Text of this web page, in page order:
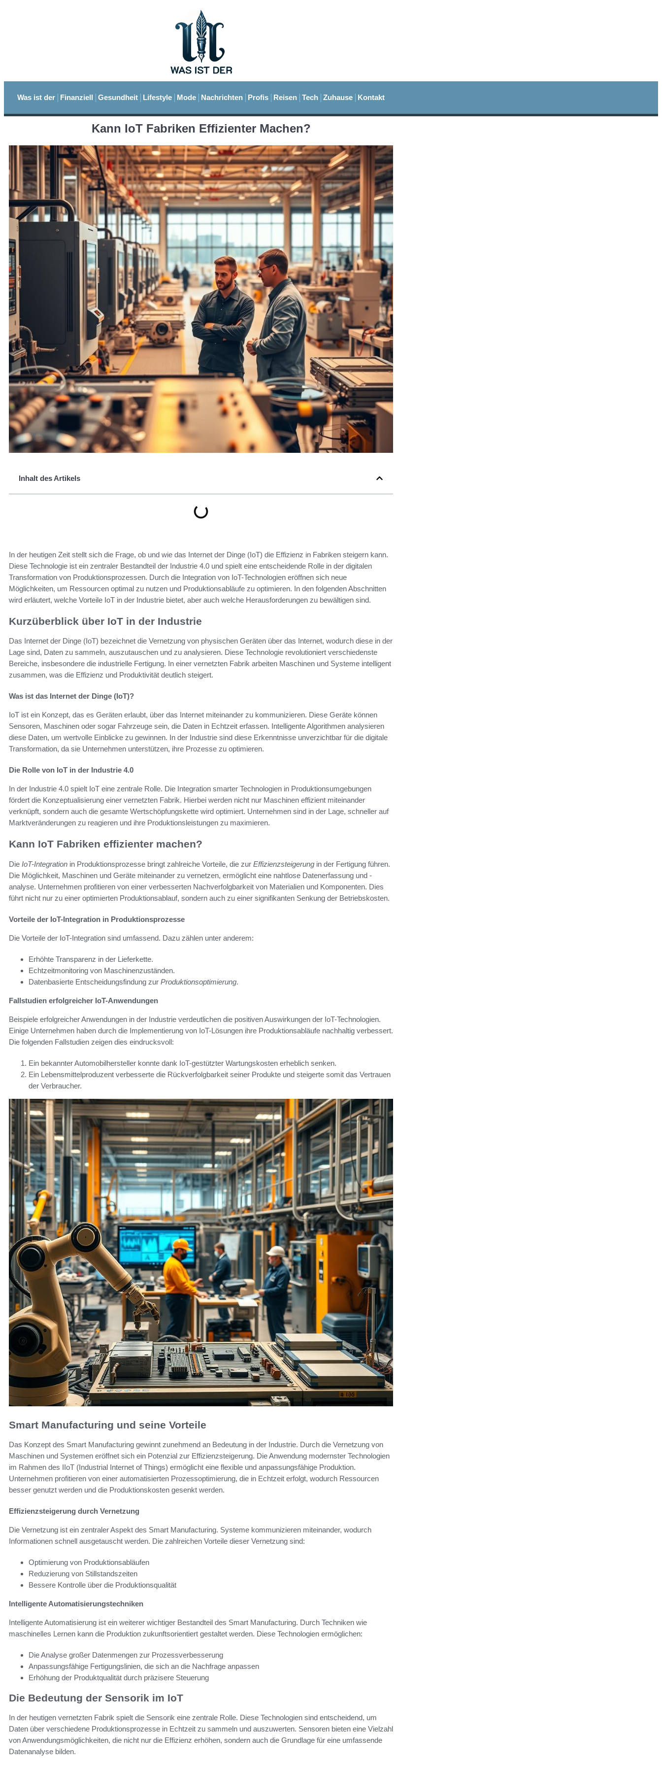
Was ist der Finanziell Gesundheit Lifestyle Mode Nachrichten Profis Reisen Tech Zuhause Kontakt
Kann IoT Fabriken Effizienter Machen?
Inhalt des Artikels
In der heutigen Zeit stellt sich die Frage, ob und wie das Internet der Dinge (IoT) die Effizienz in Fabriken steigern kann.
Diese Technologie ist ein zentraler Bestandteil der Industrie 4.0 und spielt eine entscheidende Rolle in der digitalen
Transformation von Produktionsprozessen. Durch die Integration von IoT-Technologien eröffnen sich neue
Möglichkeiten, um Ressourcen optimal zu nutzen und Produktionsabläufe zu optimieren. In den folgenden Abschnitten
wird erläutert, welche Vorteile IoT in der Industrie bietet, aber auch welche Herausforderungen zu bewältigen sind.
Kurzüberblick über IoT in der Industrie
Das Internet der Dinge (IoT) bezeichnet die Vernetzung von physischen Geräten über das Internet, wodurch diese in der
Lage sind, Daten zu sammeln, auszutauschen und zu analysieren. Diese Technologie revolutioniert verschiedenste
Bereiche, insbesondere die industrielle Fertigung. In einer vernetzten Fabrik arbeiten Maschinen und Systeme intelligent
zusammen, was die Effizienz und Produktivität deutlich steigert.
Was ist das Internet der Dinge (IoT)?
IoT ist ein Konzept, das es Geräten erlaubt, über das Internet miteinander zu kommunizieren. Diese Geräte können
Sensoren, Maschinen oder sogar Fahrzeuge sein, die Daten in Echtzeit erfassen. Intelligente Algorithmen analysieren
diese Daten, um wertvolle Einblicke zu gewinnen. In der Industrie sind diese Erkenntnisse unverzichtbar für die digitale
Transformation, da sie Unternehmen unterstützen, ihre Prozesse zu optimieren.
Die Rolle von IoT in der Industrie 4.0
In der Industrie 4.0 spielt IoT eine zentrale Rolle. Die Integration smarter Technologien in Produktionsumgebungen
fördert die Konzeptualisierung einer vernetzten Fabrik. Hierbei werden nicht nur Maschinen effizient miteinander
verknüpft, sondern auch die gesamte Wertschöpfungskette wird optimiert. Unternehmen sind in der Lage, schneller auf
Marktveränderungen zu reagieren und ihre Produktionsleistungen zu maximieren.
Kann IoT Fabriken effizienter machen?
Die IoT-Integration in Produktionsprozesse bringt zahlreiche Vorteile, die zur Effizienzsteigerung in der Fertigung führen.
Die Möglichkeit, Maschinen und Geräte miteinander zu vernetzen, ermöglicht eine nahtlose Datenerfassung und -
analyse. Unternehmen profitieren von einer verbesserten Nachverfolgbarkeit von Materialien und Komponenten. Dies
führt nicht nur zu einer optimierten Produktionsablauf, sondern auch zu einer signifikanten Senkung der Betriebskosten.
Vorteile der IoT-Integration in Produktionsprozesse
Die Vorteile der IoT-Integration sind umfassend. Dazu zählen unter anderem:
Erhöhte Transparenz in der Lieferkette.
Echtzeitmonitoring von Maschinenzuständen.
Datenbasierte Entscheidungsfindung zur Produktionsoptimierung.
Fallstudien erfolgreicher IoT-Anwendungen
Beispiele erfolgreicher Anwendungen in der Industrie verdeutlichen die positiven Auswirkungen der IoT-Technologien.
Einige Unternehmen haben durch die Implementierung von IoT-Lösungen ihre Produktionsabläufe nachhaltig verbessert.
Die folgenden Fallstudien zeigen dies eindrucksvoll:
Ein bekannter Automobilhersteller konnte dank IoT-gestützter Wartungskosten erheblich senken.
Ein Lebensmittelproduzent verbesserte die Rückverfolgbarkeit seiner Produkte und steigerte somit das Vertrauen
der Verbraucher.
Smart Manufacturing und seine Vorteile
Das Konzept des Smart Manufacturing gewinnt zunehmend an Bedeutung in der Industrie. Durch die Vernetzung von
Maschinen und Systemen eröffnet sich ein Potenzial zur Effizienzsteigerung. Die Anwendung modernster Technologien
im Rahmen des IIoT (Industrial Internet of Things) ermöglicht eine flexible und anpassungsfähige Produktion.
Unternehmen profitieren von einer automatisierten Prozessoptimierung, die in Echtzeit erfolgt, wodurch Ressourcen
besser genutzt werden und die Produktionskosten gesenkt werden.
Effizienzsteigerung durch Vernetzung
Die Vernetzung ist ein zentraler Aspekt des Smart Manufacturing. Systeme kommunizieren miteinander, wodurch
Informationen schnell ausgetauscht werden. Die zahlreichen Vorteile dieser Vernetzung sind:
Optimierung von Produktionsabläufen
Reduzierung von Stillstandszeiten
Bessere Kontrolle über die Produktionsqualität
Intelligente Automatisierungstechniken
Intelligente Automatisierung ist ein weiterer wichtiger Bestandteil des Smart Manufacturing. Durch Techniken wie
maschinelles Lernen kann die Produktion zukunftsorientiert gestaltet werden. Diese Technologien ermöglichen:
Die Analyse großer Datenmengen zur Prozessverbesserung
Anpassungsfähige Fertigungslinien, die sich an die Nachfrage anpassen
Erhöhung der Produktqualität durch präzisere Steuerung
Die Bedeutung der Sensorik im IoT
In der heutigen vernetzten Fabrik spielt die Sensorik eine zentrale Rolle. Diese Technologien sind entscheidend, um
Daten über verschiedene Produktionsprozesse in Echtzeit zu sammeln und auszuwerten. Sensoren bieten eine Vielzahl
von Anwendungsmöglichkeiten, die nicht nur die Effizienz erhöhen, sondern auch die Grundlage für eine umfassende
Datenanalyse bilden.